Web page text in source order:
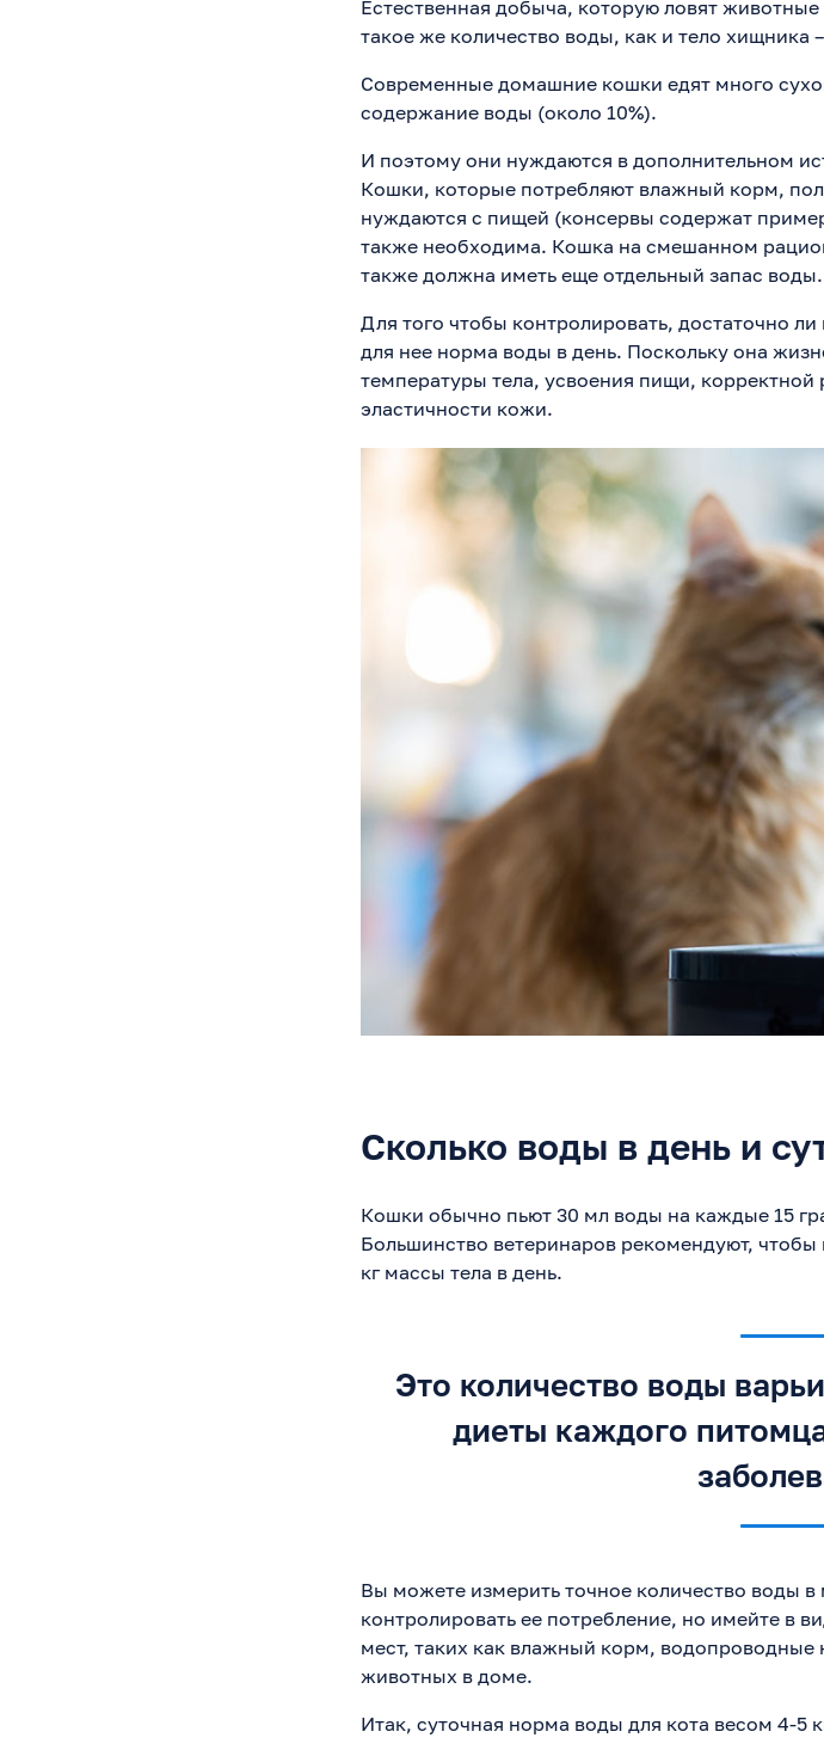
Естественная добыча, которую ловят
такое же количество воды, как и тело хищника
Современные домашние кошки едят много
содержание воды (около 10%).
И поэтому они нуждаются в дополнительном
Кошки, которые потребляют влажный корм,
нуждаются с пищей (консервы содержат
также необходима. Кошка на смешанном
также должна иметь еще отдельный запас воды.
Для того чтобы контролировать, достаточно
для нее норма воды в день. Поскольку она
температуры тела, усвоения пищи,
эластичности кожи.
Сколько воды в день и
Кошки обычно пьют 30 мл воды на каждые 15
Большинство ветеринаров рекомендуют,
кг массы тела в день.
Это количество воды
диеты каждого
Вы можете измерить точное количество воды
контролировать ее потребление, но имейте в
мест, таких как влажный корм,
животных в доме.
Итак, суточная норма воды для кота весом 4-5